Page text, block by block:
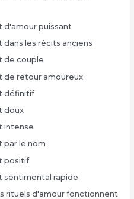
d'amour puissant
les récits anciens
de couple
de retour amoureux
définitif
doux
intense
par le nom
positif
sentimental rapide
rituels d'amour fonctionnent